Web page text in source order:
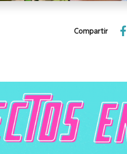
Compartir